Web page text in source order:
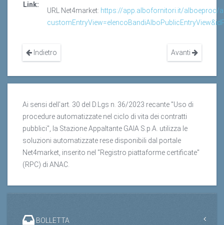
Link:
URL Net4market: https://app.albofornitori.it/alboeproc/
Indietro Avanti
Ai sensi dell'art. 30 del D.Lgs n. 36/2023 recante "Uso di
procedure automatizzate nel ciclo di vita dei contratti
pubblici", la Stazione Appaltante GAIA S.p.A. utilizza le
soluzioni automatizzate rese disponibili dal portale
Net4market, inserito nel "Registro piattaforme certificate"
(RPC) di ANAC.
BOLLETTA